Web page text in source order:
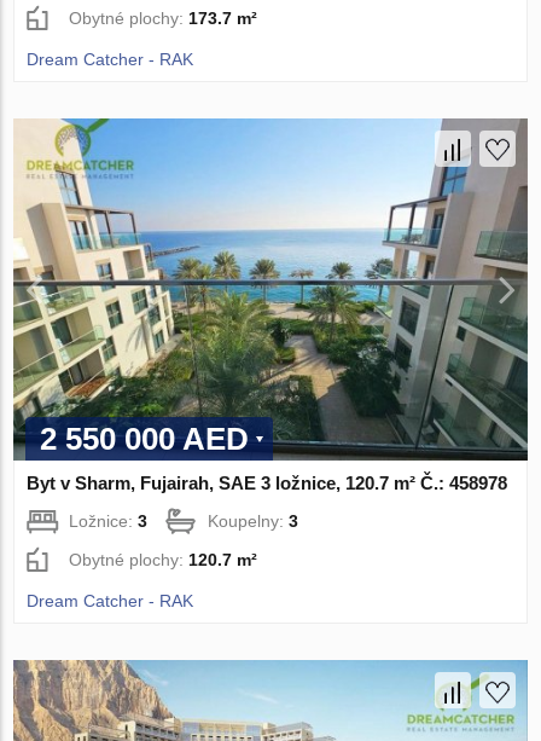
Obytné plochy: 173.7 m²
Dream Catcher - RAK
2 550 000 AED
Byt v Sharm, Fujairah, SAE 3 ložnice, 120.7 m² Č.: 458978
Ložnice:3 Koupelny:3
Obytné plochy:120.7 m²
Dream Catcher - RAK